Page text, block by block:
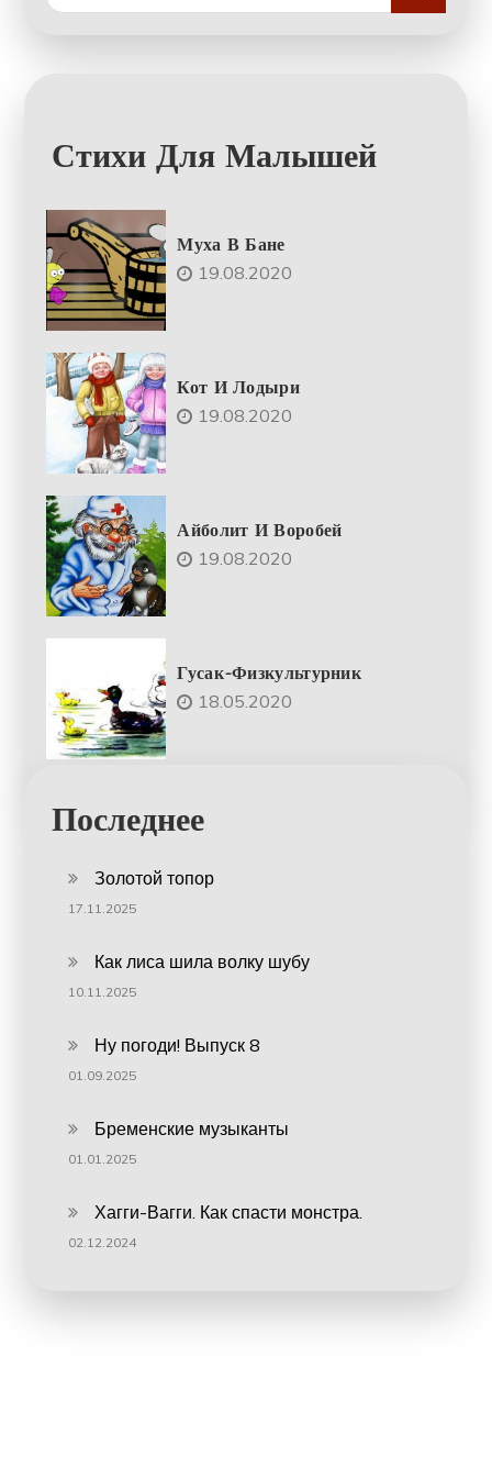
Стихи Для Малышей
Муха В Бане
19.08.2020
Кот И Лодыри
19.08.2020
Айболит И Воробей
19.08.2020
Гусак-Физкультурник
18.05.2020
Последнее
Золотой топор
17.11.2025
Как лиса шила волку шубу
10.11.2025
Ну погоди! Выпуск 8
01.09.2025
Бременские музыканты
01.01.2025
Хагги-Вагги. Как спасти монстра.
02.12.2024